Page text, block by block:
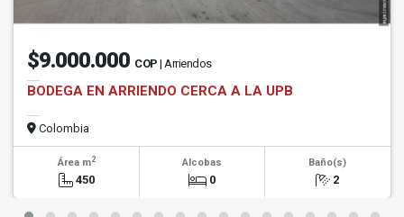
$9.000.000 COP | Arriendos
BODEGA EN ARRIENDO CERCA A LA UPB
Colombia
Área m2
450
Alcobas
0
Baño(s)
2